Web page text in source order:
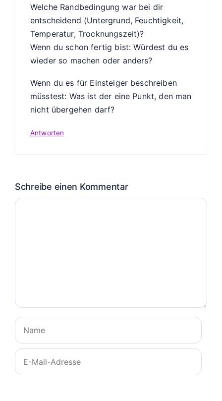
Welche Randbedingung war bei dir
entscheidend (Untergrund, Feuchtigkeit,
Temperatur, Trocknungszeit)?
Wenn du schon fertig bist: Würdest du es
wieder so machen oder anders?
Wenn du es für Einsteiger beschreiben
müsstest: Was ist der eine Punkt, den man
nicht übergehen darf?
Antworten
Schreibe einen Kommentar
Kommentar
Name
E-
Mail-